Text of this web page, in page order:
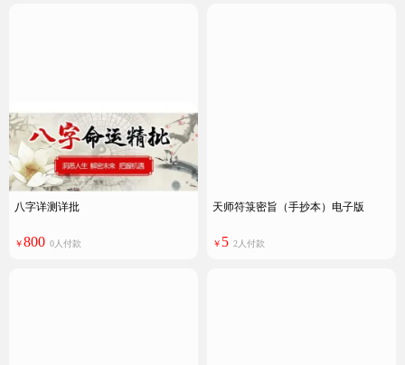
八字详测详批
￥800 0人付款
天师符箓密旨（手抄本）电子版
￥ 5 2人付款